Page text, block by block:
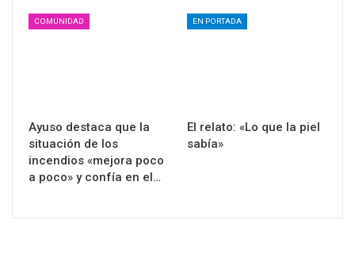
COMUNIDAD
Ayuso destaca que la
situación de los
incendios «mejora poco
a poco» y confía en el…
EN PORTADA
El relato: «Lo que la piel
sabía»